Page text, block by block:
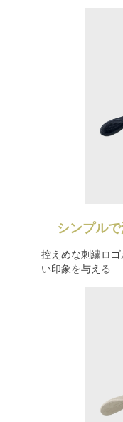
シンプル
控えめな刺繍ロ
い印象を与える